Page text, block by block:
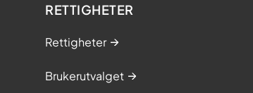
RETTIGHETER
Rettigheter
Brukerutvalget